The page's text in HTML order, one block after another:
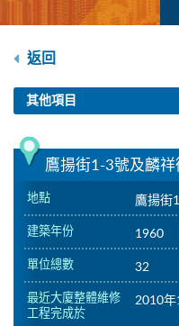
返回
其他項目
鷹揚街1-3號及麟
地點 鷹揚街
建築年份 1960
單位總數 32
最近大廈整體維修
工程完成於
2010年